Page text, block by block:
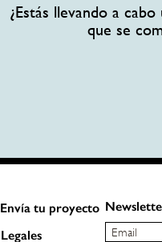
¿Estás llevando a
que se
Envía tu proyecto
Legales